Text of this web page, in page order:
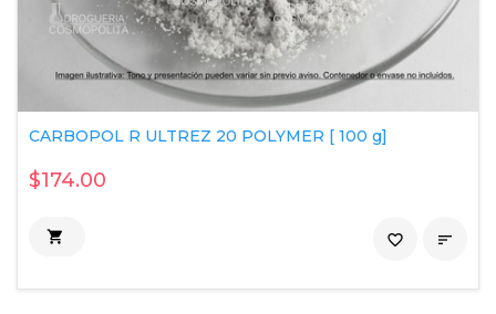
CARBOPOL R ULTREZ 20 POLYMER [ 100 g]
$174.00
 
favorite_border